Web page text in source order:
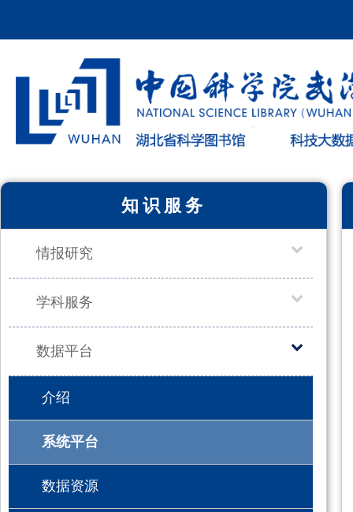
知识服务
情报研究
学科服务
数据平台
介绍
系统平台
数据资源